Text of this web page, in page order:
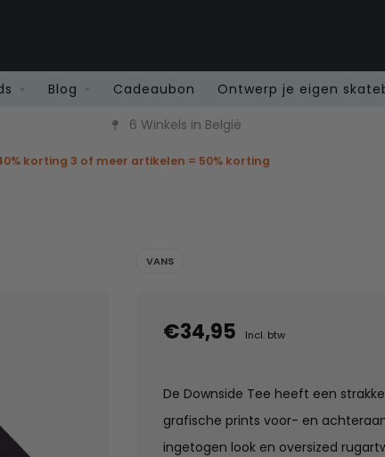
Blog Cadeaubon Ontwerp je eigen
6 Winkels in België
korting 3 of meer artikelen = 50% korting
VANS
€34,95 Incl. btw
De Downside Tee heeft een
grafische prints voor- en
ingetogen look en oversized